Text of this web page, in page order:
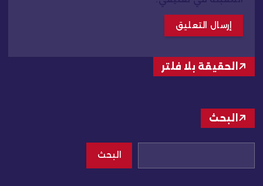
الحقيقة بلا فلتر
البحث
البحث